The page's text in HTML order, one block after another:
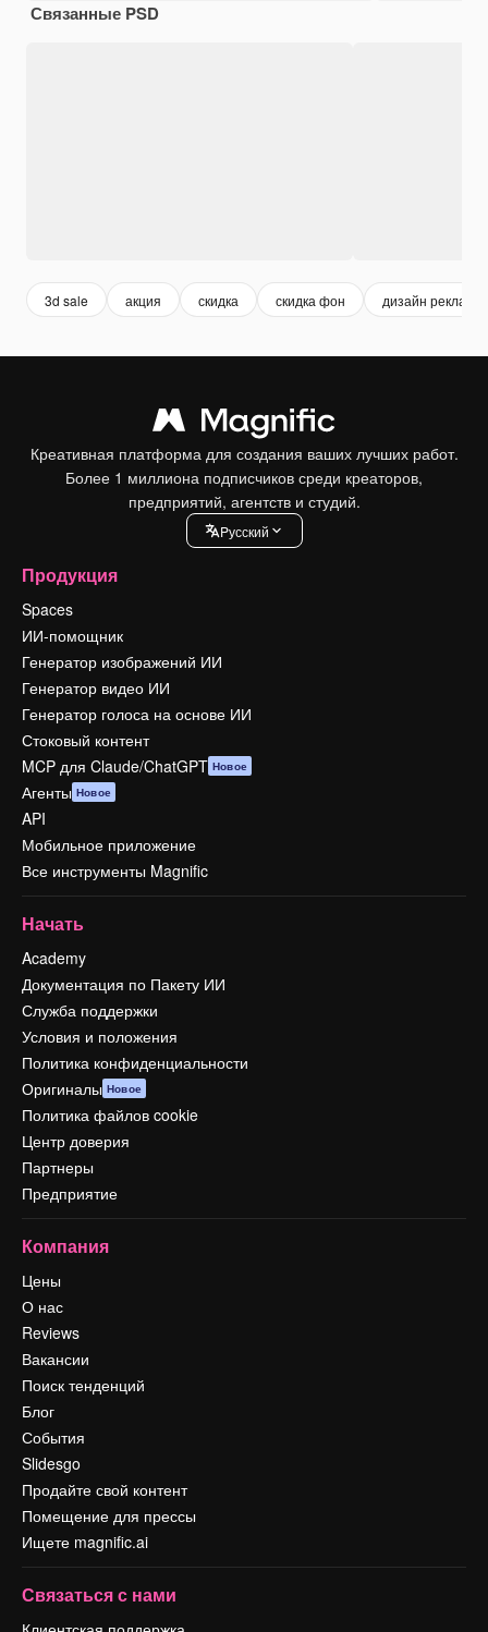
Связанные PSD
3d sale акция скидка скидка фон дизайн рекламы
Креативная платформа для создания ваших лучших работ.
Более 1 миллиона подписчиков среди креаторов,
предприятий, агентств и студий.
Pусский
Продукция
Spaces
ИИ-помощник
Генератор изображений ИИ
Генератор видео ИИ
Генератор голоса на основе ИИ
Стоковый контент
MCP для Claude/ChatGPT Новое
Агенты Новое
API
Мобильное приложение
Все инструменты Magnific
Начать
Academy
Документация по Пакету ИИ
Служба поддержки
Условия и положения
Политика конфиденциальности
Оригиналы Новое
Политика файлов cookie
Центр доверия
Партнеры
Предприятие
Компания
Цены
О нас
Reviews
Вакансии
Поиск тенденций
Блог
События
Slidesgo
Продайте свой контент
Помещение для прессы
Ищете magnific.ai
Связаться с нами